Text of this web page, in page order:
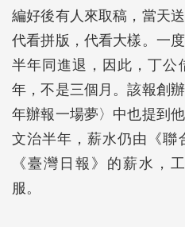
編好後有人來取稿，當天
代看拼版，代看大樣。一
半年同進退，因此，丁公
年，不是三個月。該報創
年辦報一場夢〉中也提到
文治半年，薪水仍由《聯
《臺灣日報》的薪水，
服。